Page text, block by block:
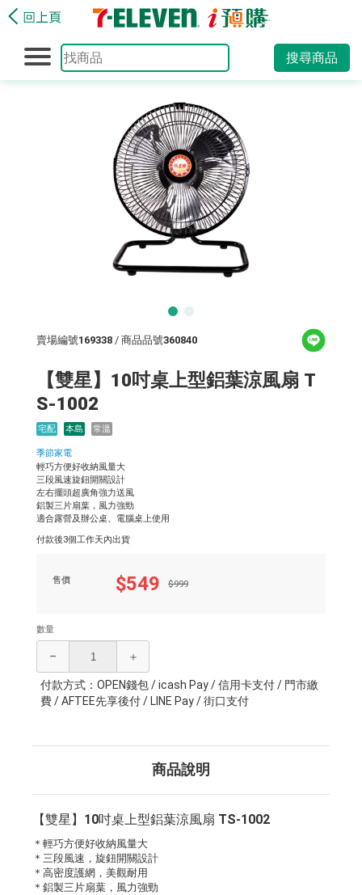
搜尋商品
賣場編號169338 / 商品品號360840
【雙星】10吋桌上型鋁葉涼風扇 T
S-1002
宅配 本島 常溫
季節家電
輕巧方便好收納風量大
三段風速旋鈕開關設計
左右擺頭超廣角強力送風
鋁製三片扇葉，風力強勁
適合露營及辦公桌、電腦桌上使用
付款後3個工作天內出貨
售價 $549 $999
數量
– ＋
付款方式：OPEN錢包 / icash Pay / 信用卡支付 / 門市繳
費 / AFTEE先享後付 / LINE Pay / 街口支付
商品說明
【雙星】10吋桌上型鋁葉涼風扇 TS-1002
＊輕巧方便好收納風量大
＊三段風速，旋鈕開關設計
＊高密度護網，美觀耐用
＊鋁製三片扇葉，風力強勁